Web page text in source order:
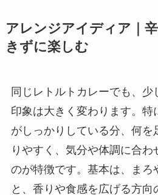
アレンジアイディア｜
きずに楽しむ
同じレトルトカレーでも、
印象は大きく変わります。特
がしっかりしている分、何を
りやすく、気分や体調に合
のが特徴です。基本は、まろ
と、香りや食感を広げる方向